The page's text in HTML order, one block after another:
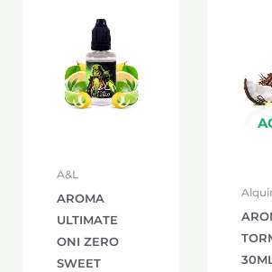
A&L
AROMA
ULTIMATE
ONI ZERO
SWEET